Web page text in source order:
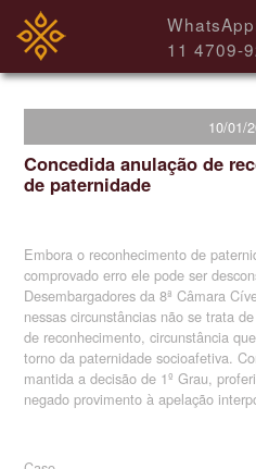
11 4709-
10/01/
Concedida anulação de
de paternidade
Embora o reconhecimento de
comprovado erro ele pode ser
Desembargadores da 8ª Câmara
nessas circunstâncias não se trata
de reconhecimento, circunstância
torno da paternidade socioafetiva.
mantida a decisão de 1º Grau,
negado provimento à apelação